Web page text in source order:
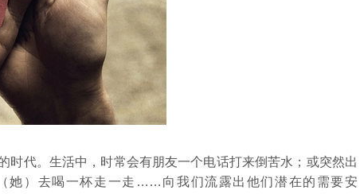
时代。生活中，时常会有朋友一个电话打来倒苦水；或突然出
她）去喝一杯走一走……向我们流露出他们潜在的需要安